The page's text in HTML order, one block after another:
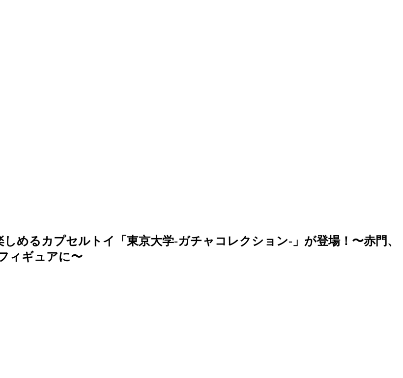
めるカプセルトイ「東京大学-ガチャコレクション-」が登場！〜赤門、
ィギュアに〜